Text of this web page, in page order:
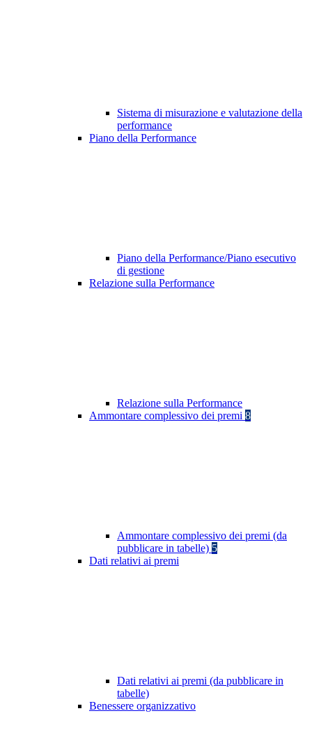
Sistema di misurazione e valutazione della
performance
Piano della Performance
Piano della Performance/Piano esecutivo
di gestione
Relazione sulla Performance
Relazione sulla Performance
Ammontare complessivo dei premi 8
Ammontare complessivo dei premi (da
pubblicare in tabelle) 5
Dati relativi ai premi
Dati relativi ai premi (da pubblicare in
tabelle)
Benessere organizzativo